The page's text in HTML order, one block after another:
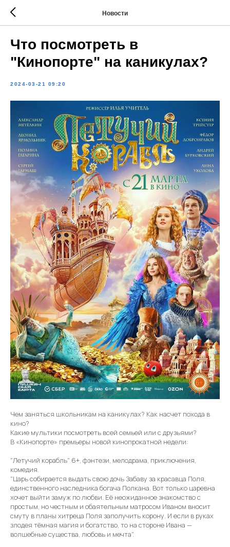
Новости
Что посмотреть в
"Кинопорте" на каникулах?
2024-03-21 09:20
Чем заняться школьникам на каникулах? Как насчет похода в
кино?
Какие мультики посмотреть всей семьей или с друзьями?
В «Кинопорте» премьеры новой кинопрокатной недели:
"Летучий корабль" 6+, фэнтези, мелодрама, приключения,
комедия.
"Царь собирается выдать свою дочь Забаву за красавца Поля,
единственного наследника богача Полкана. Вот только царевна
хочет выйти замуж по любви. Её неожиданное знакомство с
простым, но честным и обаятельным матросом Иваном вносит
смуту в планы хитреца Поля заполучить корону. И если в руках
злодея тёмная магия и богатство, то на стороне Ивана —
волшебные существа, любовь и мечта".